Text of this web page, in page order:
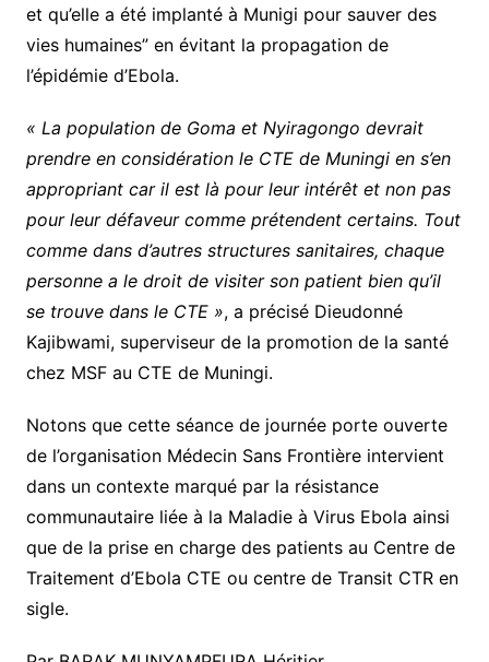
et qu’elle a été implanté à Munigi pour sauver des
vies humaines” en évitant la propagation de
l’épidémie d’Ebola.
« La population de Goma et Nyiragongo devrait
prendre en considération le CTE de Muningi en s’en
appropriant car il est là pour leur intérêt et non pas
pour leur défaveur comme prétendent certains. Tout
comme dans d’autres structures sanitaires, chaque
personne a le droit de visiter son patient bien qu’il
se trouve dans le CTE », a précisé Dieudonné
Kajibwami, superviseur de la promotion de la santé
chez MSF au CTE de Muningi.
Notons que cette séance de journée porte ouverte
de l’organisation Médecin Sans Frontière intervient
dans un contexte marqué par la résistance
communautaire liée à la Maladie à Virus Ebola ainsi
que de la prise en charge des patients au Centre de
Traitement d’Ebola CTE ou centre de Transit CTR en
sigle.